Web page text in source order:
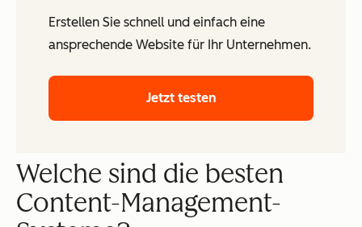
Erstellen Sie schnell und einfach eine
ansprechende Website für Ihr Unternehmen.
Jetzt testen
Welche sind die besten
Content-Management-